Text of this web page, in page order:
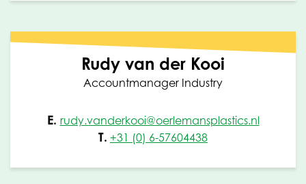
Rudy van der Kooi
Accountmanager Industry
E. rudy.vanderkooi@oerlemansplastics.nl
T. +31 (0) 6-57604438